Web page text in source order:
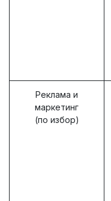
Реклама и
маркетинг
(по избор)